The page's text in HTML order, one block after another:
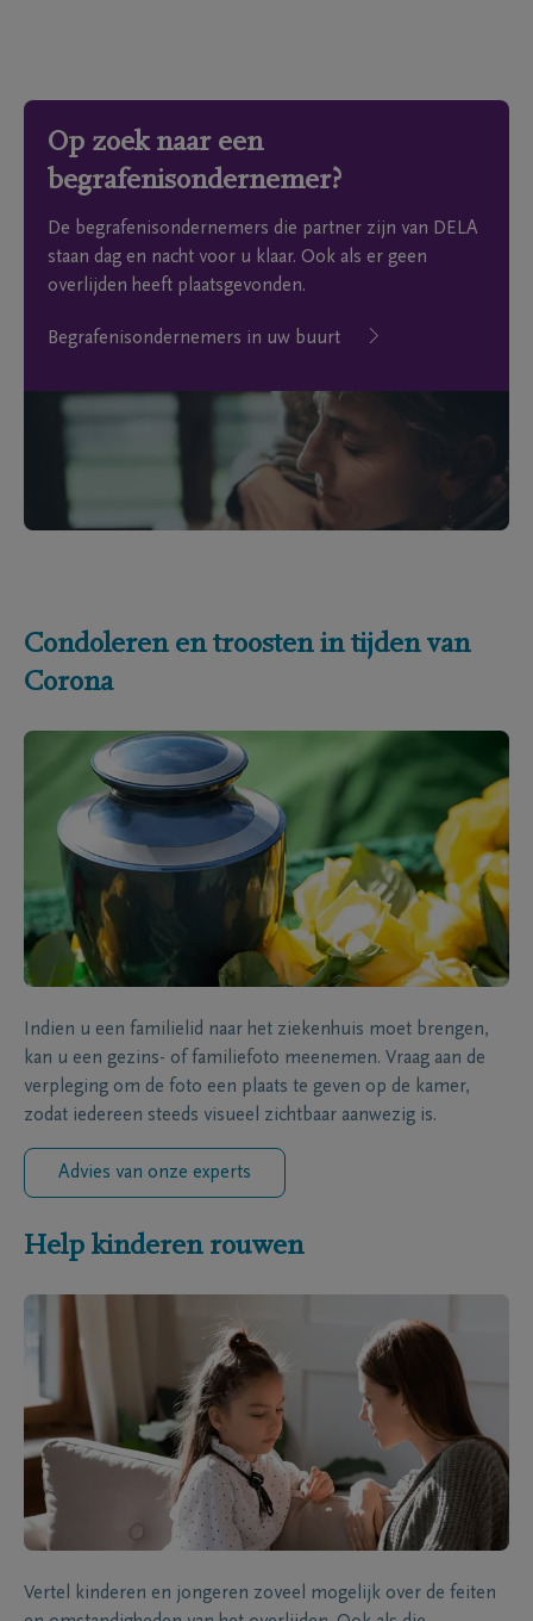
Op zoek naar een
begrafenisondernemer?
De begrafenisondernemers die partner zijn van DELA
staan dag en nacht voor u klaar. Ook als er geen
overlijden heeft plaatsgevonden.
Begrafenisondernemers in uw buurt
Condoleren en troosten in tijden van
Corona
Indien u een familielid naar het ziekenhuis moet brengen,
kan u een gezins- of familiefoto meenemen. Vraag aan de
verpleging om de foto een plaats te geven op de kamer,
zodat iedereen steeds visueel zichtbaar aanwezig is.
Advies van onze experts
Help kinderen rouwen
Vertel kinderen en jongeren zoveel mogelijk over de feiten